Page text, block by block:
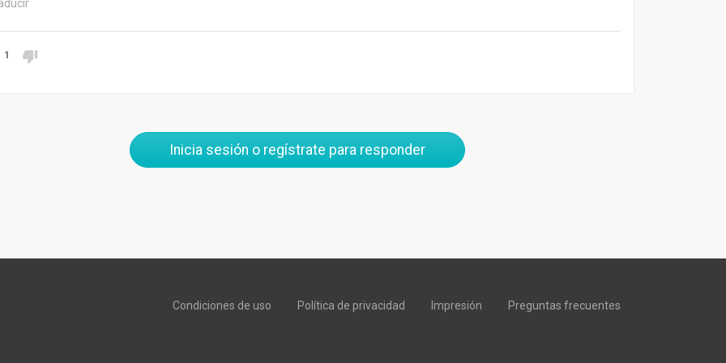
1
Inicia sesión o regístrate para responder
Condiciones de uso Política de privacidad Impresión Preguntas frecuentes